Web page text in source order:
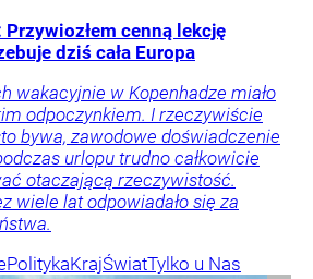
cenną lekcję
dziś cała Europa
wakacyjnie w Kopenhadze miało
odpoczynkiem. I rzeczywiście
bywa, zawodowe doświadczenie
urlopu trudno całkowicie
otaczającą rzeczywistość.
wiele lat odpowiadało się za
PolitykaKrajŚwiatTylko u Nas